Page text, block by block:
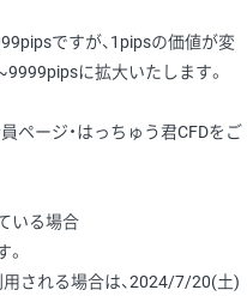
ですが、1pipsの価値が変
に拡大いたします。
ページ・はっちゅう君CFDをご
いる場合
される場合は、2024/7/20(土)